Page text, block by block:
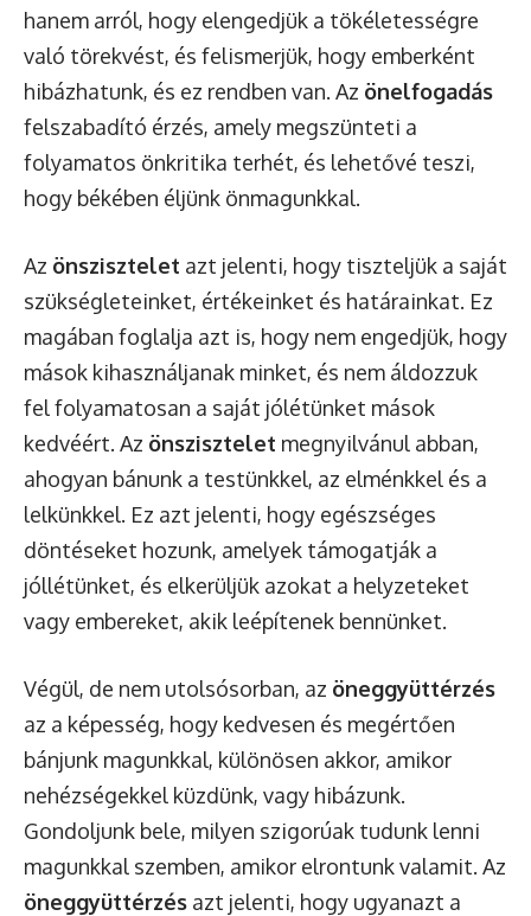
hanem arról, hogy elengedjük a tökéletességre
való törekvést, és felismerjük, hogy emberként
hibázhatunk, és ez rendben van. Az önelfogadás
felszabadító érzés, amely megszünteti a
folyamatos önkritika terhét, és lehetővé teszi,
hogy békében éljünk önmagunkkal.
Az önszisztelet azt jelenti, hogy tiszteljük a saját
szükségleteinket, értékeinket és határainkat. Ez
magában foglalja azt is, hogy nem engedjük, hogy
mások kihasználjanak minket, és nem áldozzuk
fel folyamatosan a saját jólétünket mások
kedvéért. Az önszisztelet megnyilvánul abban,
ahogyan bánunk a testünkkel, az elménkkel és a
lelkünkkel. Ez azt jelenti, hogy egészséges
döntéseket hozunk, amelyek támogatják a
jóllétünket, és elkerüljük azokat a helyzeteket
vagy embereket, akik leépítenek bennünket.
Végül, de nem utolsósorban, az öneggyüttérzés
az a képesség, hogy kedvesen és megértően
bánjunk magunkkal, különösen akkor, amikor
nehézségekkel küzdünk, vagy hibázunk.
Gondoljunk bele, milyen szigorúak tudunk lenni
magunkkal szemben, amikor elrontunk valamit. Az
öneggyüttérzés azt jelenti, hogy ugyanazt a